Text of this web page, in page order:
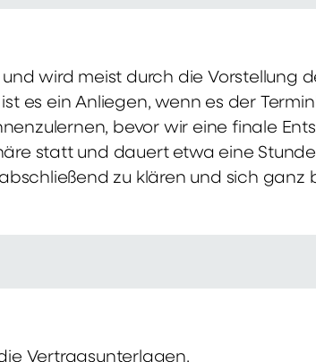
wird meist durch die Vorstellung
es ein Anliegen, wenn es der
bevor wir eine finale
statt und dauert etwa eine
zu klären und sich ganz
Vertragsunterlagen.